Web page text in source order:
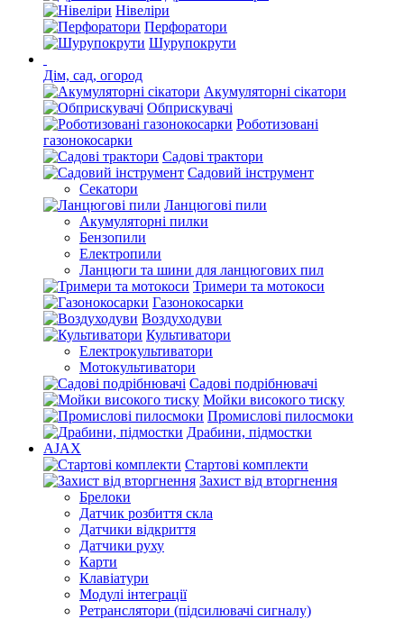
Нівеліри
Перфоратори
Шурупокрути
Дім, сад, огород
Акумуляторні сікатори
Обприскувачі
Роботизовані
газонокосарки
Садові трактори
Садовий інструмент
Секатори
Ланцюгові пили
Акумуляторні пилки
Бензопили
Електропили
Ланцюги та шини для ланцюгових пил
Тримери та мотокоси
Газонокосарки
Воздуходуви
Культиватори
Електрокультиватори
Мотокультиватори
Садові подрібнювачі
Мойки високого тиску
Промислові пилосмоки
Драбини, підмостки
AJAX
Стартові комплекти
Захист від вторгнення
Брелоки
Датчик розбиття скла
Датчики відкриття
Датчики руху
Карти
Клавіатури
Модулі інтеграції
Ретранслятори (підсилювачі сигналу)